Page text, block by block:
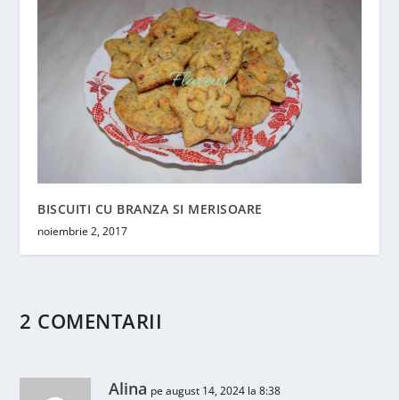
BISCUITI CU BRANZA SI MERISOARE
noiembrie 2, 2017
2 COMENTARII
Alina pe august 14, 2024 la 8:38